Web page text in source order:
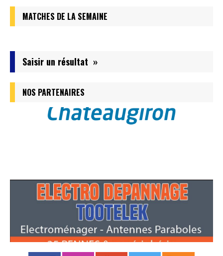
MATCHES DE LA SEMAINE
Saisir un résultat »
NOS PARTENAIRES